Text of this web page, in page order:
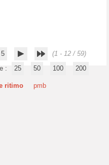
5
(1 - 12 / 59)
:
25 50 100 200
ritimo pmb